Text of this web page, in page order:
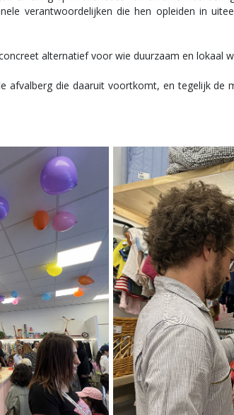
verantwoordelijken die hen opleiden in
alternatief voor wie duurzaam en lokaal
die daaruit voortkomt, en tegelijk de